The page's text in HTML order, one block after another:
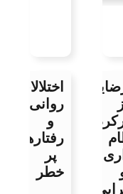
اختلالات
روانی
و
رفتارهای
پر
خطر